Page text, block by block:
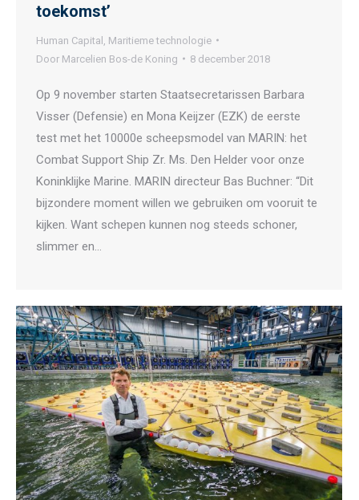
toekomst’
Human Capital
Maritieme technologie
Door Marcelien Bos-de Koning 8 december 2018
Op 9 november starten Staatsecretarissen Barbara
Visser (Defensie) en Mona Keijzer (EZK) de eerste
test met het 10000e scheepsmodel van MARIN: het
Combat Support Ship Zr. Ms. Den Helder voor onze
Koninklijke Marine. MARIN directeur Bas Buchner: “Dit
bijzondere moment willen we gebruiken om vooruit te
kijken. Want schepen kunnen nog steeds schoner,
slimmer en…